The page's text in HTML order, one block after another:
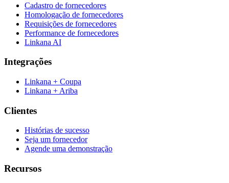
Cadastro de fornecedores
Homologação de fornecedores
Requisições de fornecedores
Performance de fornecedores
Linkana AI
Integrações
Linkana + Coupa
Linkana + Ariba
Clientes
Histórias de sucesso
Seja um fornecedor
Agende uma demonstração
Recursos